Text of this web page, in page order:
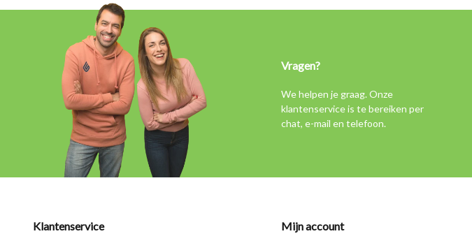
Vragen?
We helpen je graag. Onze
klantenservice is te bereiken per
chat, e-mail en telefoon.
Klantenservice Mijn account